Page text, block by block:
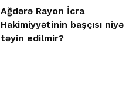
Ağdərə Rayon İcra
Hakimiyyətinin başçısı niyə
təyin edilmir?